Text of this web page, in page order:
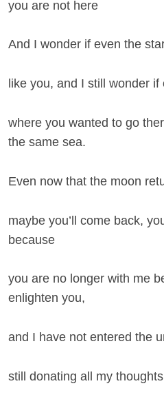
you are not here
And I wonder if even the
like you, and I still wonder if
where you wanted to go
the same sea.
Even now that the moon
maybe you’ll come back,
because
you are no longer with me
enlighten you,
and I have not entered the
still donating all my